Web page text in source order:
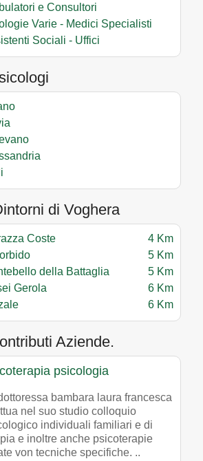
e Consultori
Varie - Medici Specialisti
Sociali - Uffici
di Voghera
Coste
4 Km
5 Km
della Battaglia
5 Km
Gerola
6 Km
6 Km
Aziende.
psicologia
bambara laura francesca
nel suo studio colloquio
individuali familiari e di
e inoltre anche psicoterapie
von tecniche specifiche. ..